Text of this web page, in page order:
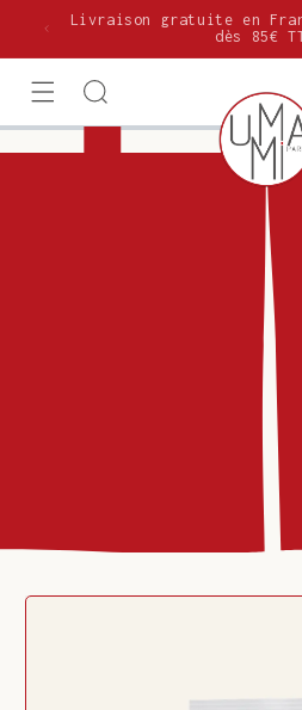
passerLivraison gratuite en
dès 85€
Passer aux